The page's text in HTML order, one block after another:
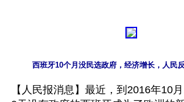
西班牙10个月没民选政府，经济增长，人民
【人民报消息】最近，到2016年10